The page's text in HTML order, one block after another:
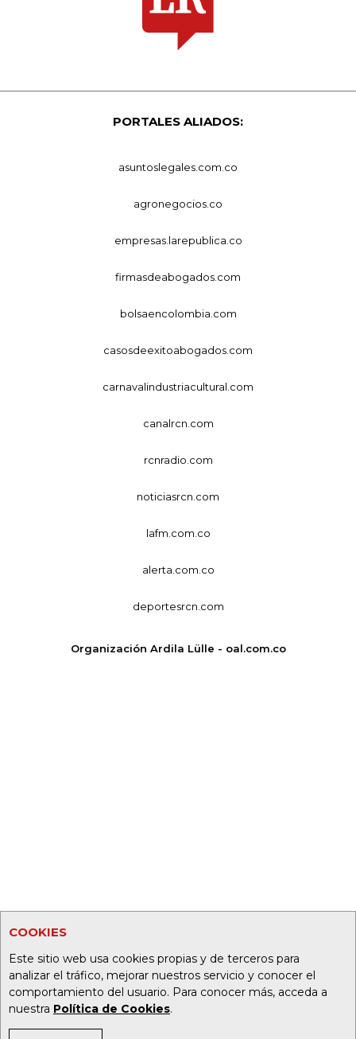
COOKIES
Este sitio web usa cookies propias y de terceros para
analizar el tráfico, mejorar nuestros servicio y conocer el
comportamiento del usuario. Para conocer más, acceda a
nuestra Política de Cookies.
PORTALES ALIADOS:
asuntoslegales.com.co
agronegocios.co
empresas.larepublica.co
firmasdeabogados.com
bolsaencolombia.com
casosdeexitoabogados.com
carnavalindustriacultural.com
canalrcn.com
rcnradio.com
noticiasrcn.com
lafm.com.co
alerta.com.co
deportesrcn.com
Organización Ardila Lülle - oal.com.co